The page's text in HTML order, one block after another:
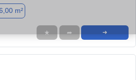
m²
★ ➦ ➜